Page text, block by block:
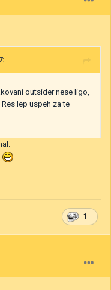
outsider nese ligo,
lep uspeh za te
1